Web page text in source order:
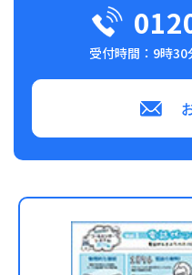
受付時間：9時30